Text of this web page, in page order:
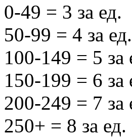
0-49 = 3 за ед.
50-99 = 4 за ед.
100-149 = 5 за
150-199 = 6 за
200-249 = 7 за
250+ = 8 за ед.